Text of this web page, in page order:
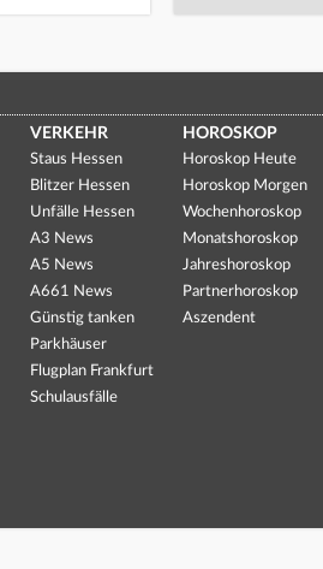
VERKEHR
Staus Hessen
Blitzer Hessen
Unfälle Hessen
A3 News
A5 News
A661 News
Günstig tanken
Parkhäuser
Flugplan Frankfurt
Schulausfälle
HOROSKOP
Horoskop Heute
Horoskop Morgen
Wochenhoroskop
Monatshoroskop
Jahreshoroskop
Partnerhoroskop
Aszendent